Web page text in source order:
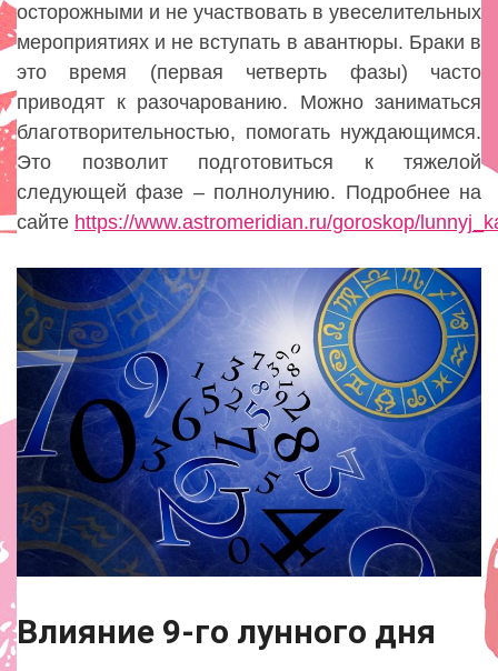
осторожными и не участвовать в увеселительных
мероприятиях и не вступать в авантюры. Браки в
это время (первая четверть фазы) часто
приводят к разочарованию. Можно заниматься
благотворительностью, помогать нуждающимся.
Это позволит подготовиться к тяжелой
следующей фазе – полнолунию. Подробнее на
сайте https://www.astromeridian.ru/goroskop/
Влияние 9-го лунного дня